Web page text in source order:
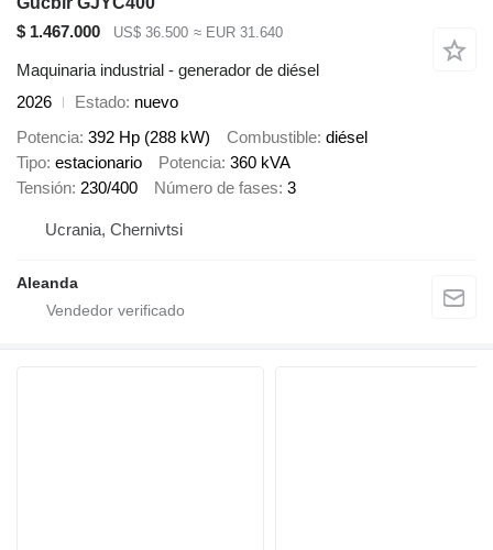
$ 1.467.000
US$ 36.500 ≈ EUR 31.640
Maquinaria industrial - generador de diésel
2026
Estado nuevo
Potencia 392 Hp (288 kW) Combustible diésel
Tipo estacionario Potencia 360 kVA
Tensión 230/400 Número de fases 3
Ucrania, Chernivtsi
Aleanda